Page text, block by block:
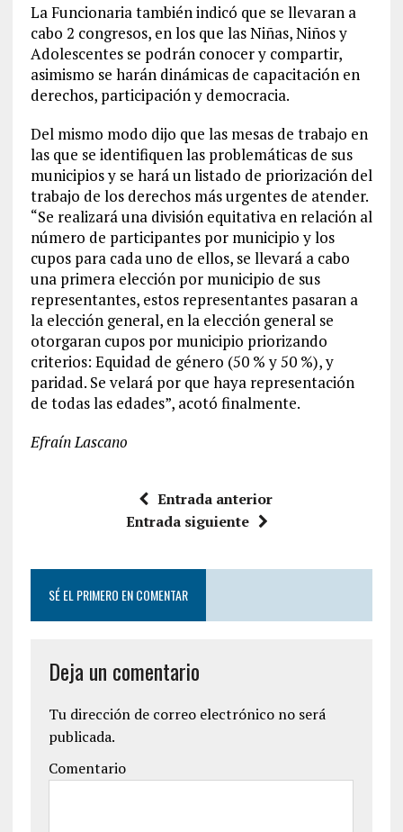
La Funcionaria también indicó que se llevaran a
cabo 2 congresos, en los que las Niñas, Niños y
Adolescentes se podrán conocer y compartir,
asimismo se harán dinámicas de capacitación en
derechos, participación y democracia.
Del mismo modo dijo que las mesas de trabajo en
las que se identifiquen las problemáticas de sus
municipios y se hará un listado de priorización del
trabajo de los derechos más urgentes de atender.
“Se realizará una división equitativa en relación al
número de participantes por municipio y los
cupos para cada uno de ellos, se llevará a cabo
una primera elección por municipio de sus
representantes, estos representantes pasaran a
la elección general, en la elección general se
otorgaran cupos por municipio priorizando
criterios: Equidad de género (50 % y 50 %), y
paridad. Se velará por que haya representación
de todas las edades”, acotó finalmente.
Efraín Lascano
Entrada anterior
Entrada siguiente
SÉ EL PRIMERO EN COMENTAR
Deja un comentario
Tu dirección de correo electrónico no será
publicada.
Comentario